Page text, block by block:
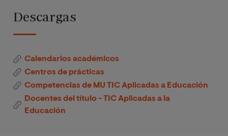
Trabajo Fin de Máster
para el
Actualización
Profesional
Las TIC como
Herramientas
Descargas
Calendarios académicos
Centros de prácticas
Competencias de MU TIC Aplicadas a Educación
Docentes del título - TIC Aplicadas a la
Educación